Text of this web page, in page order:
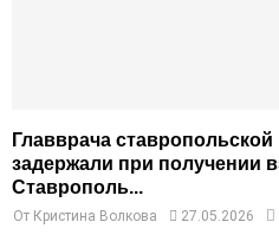
Главврача
задержали при получении
Ставрополь...
От Кристина Волкова 27.05.2026